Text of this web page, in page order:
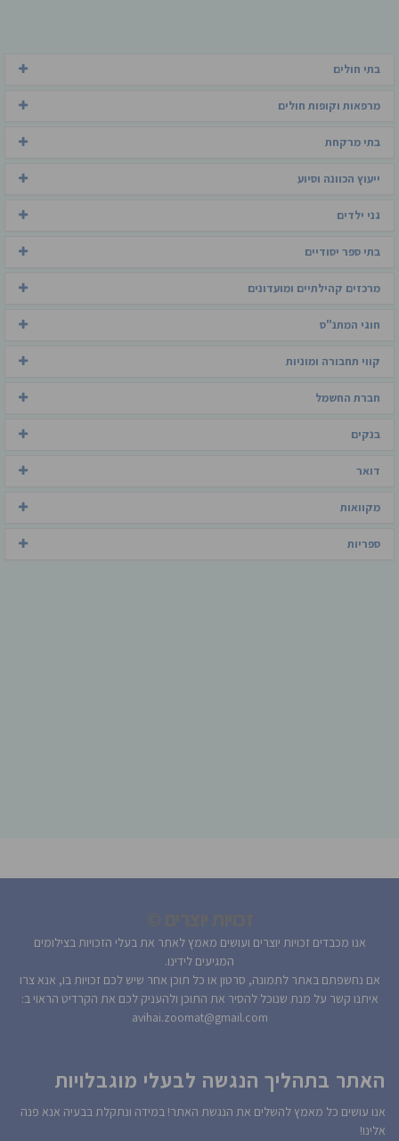
בתי חולים
מרפאות וקופות חולים
בתי מרקחת
ייעוץ הכוונה וסיוע
גני ילדים
בתי ספר יסודיים
מרכזים קהילתיים ומועדונים
חוגי המתנ"ס
קווי תחבורה ומוניות
חברת החשמל
בנקים
דואר
מקוואות
ספריות
אנו מכבדים זכויות יוצרים ועושים מאמץ לאתר את בעלי הזכויות בצילומים
המגיעים לידינו.
אם נחשפתם באתר לתמונה, סרטון או כל תוכן אחר שיש לכם זכויות בו, אנא צרו
איתנו קשר על מנת שנוכל להסיר את התוכן ולהעניק לכם את הקרדיט הראוי ב:
avihai.zoomat@gmail.com
האתר בתהליך הנגשה לבעלי מוגבלויות
אנו עושים כל מאמץ להשלים את הנגשת האתר! במידה ונתקלת בבעיה אנא פנה
אלינו!